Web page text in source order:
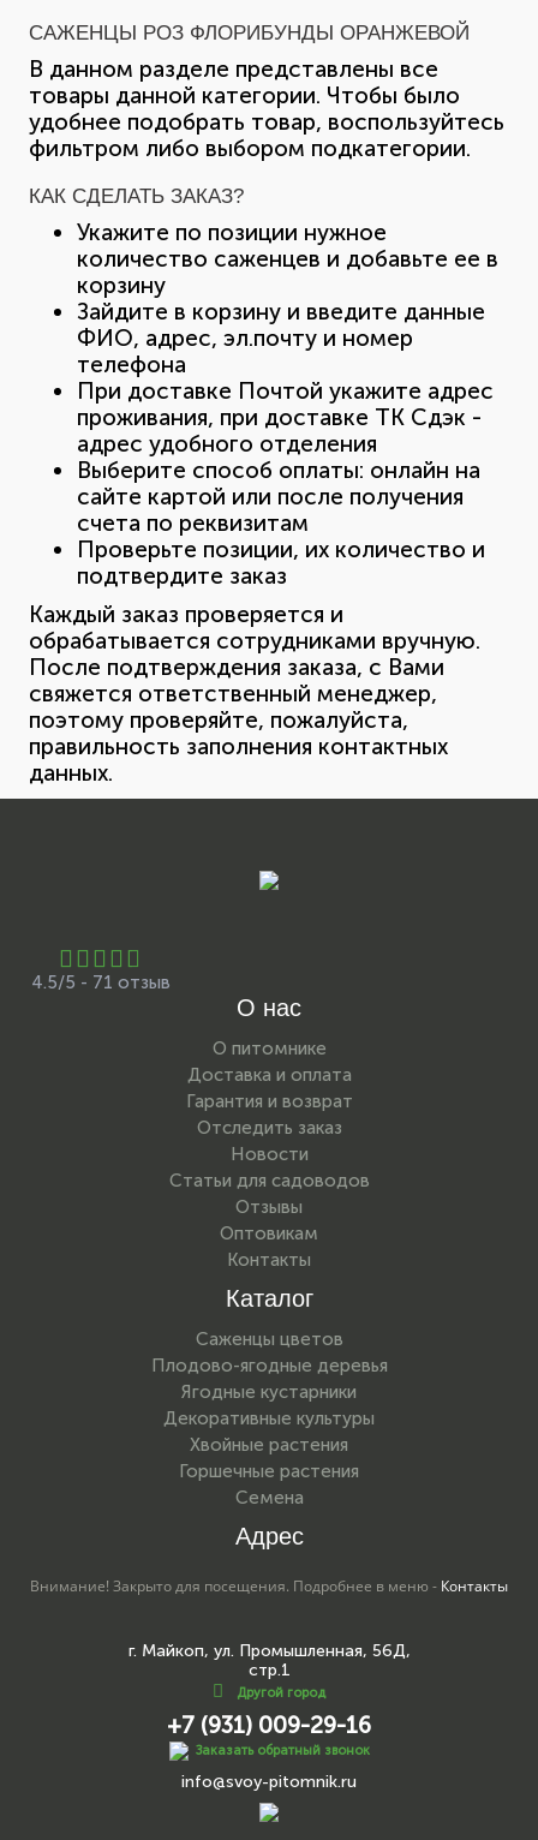
САЖЕНЦЫ РОЗ ФЛОРИБУНДЫ ОРАНЖЕВОЙ
В данном разделе представлены все
товары данной категории. Чтобы было
удобнее подобрать товар, воспользуйтесь
фильтром либо выбором подкатегории.
КАК СДЕЛАТЬ ЗАКАЗ?
Укажите по позиции нужное
количество саженцев и добавьте ее в
корзину
Зайдите в корзину и введите данные
ФИО, адрес, эл.почту и номер
телефона
При доставке Почтой укажите адрес
проживания, при доставке ТК Сдэк -
адрес удобного отделения
Выберите способ оплаты: онлайн на
сайте картой или после получения
счета по реквизитам
Проверьте позиции, их количество и
подтвердите заказ
Каждый заказ проверяется и
обрабатывается сотрудниками вручную.
После подтверждения заказа, с Вами
свяжется ответственный менеджер,
поэтому проверяйте, пожалуйста,
правильность заполнения контактных
данных.
4.5/5 - 71 отзыв
О нас
О питомнике
Доставка и оплата
Гарантия и возврат
Отследить заказ
Новости
Статьи для садоводов
Отзывы
Оптовикам
Контакты
Каталог
Саженцы цветов
Плодово-ягодные деревья
Ягодные кустарники
Декоративные культуры
Хвойные растения
Горшечные растения
Семена
Адрес
Внимание! Закрыто для посещения. Подробнее в меню - Контакты
г. Майкоп, ул. Промышленная, 56Д,
стр.1
Другой город
+7 (931) 009-29-16
Заказать обратный звонок
info@svoy-pitomnik.ru